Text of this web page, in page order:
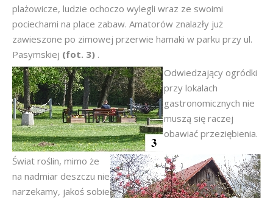
plażowicze, ludzie ochoczo wylegli wraz ze swoimi
pociechami na place zabaw. Amatorów znalazły już
zawieszone po zimowej przerwie hamaki w parku przy ul.
Pasymskiej (fot. 3) .
Odwiedzający ogródki
przy lokalach
gastronomicznych nie
muszą się raczej
obawiać przeziębienia.
Świat roślin, mimo że
na nadmiar deszczu nie
narzekamy, jakoś sobie